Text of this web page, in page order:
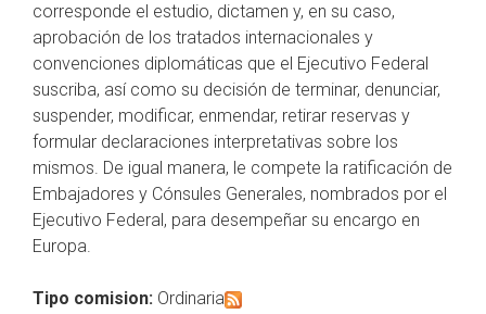
corresponde el estudio, dictamen y, en su caso,
aprobación de los tratados internacionales y
convenciones diplomáticas que el Ejecutivo Federal
suscriba, así como su decisión de terminar, denunciar,
suspender, modificar, enmendar, retirar reservas y
formular declaraciones interpretativas sobre los
mismos. De igual manera, le compete la ratificación de
Embajadores y Cónsules Generales, nombrados por el
Ejecutivo Federal, para desempeñar su encargo en
Europa.
Tipo comision: Ordinaria